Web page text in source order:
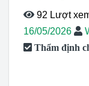
92 Lượt
16/05/2026
Thẩm định